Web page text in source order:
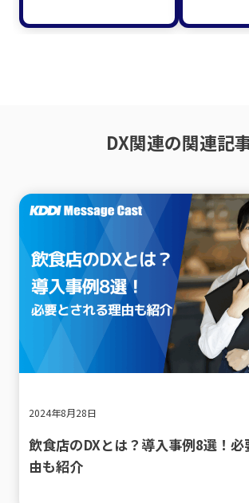
DX関連の関連記
2024年8月28日
飲食店のDXとは？導入事例8選！
由も紹介